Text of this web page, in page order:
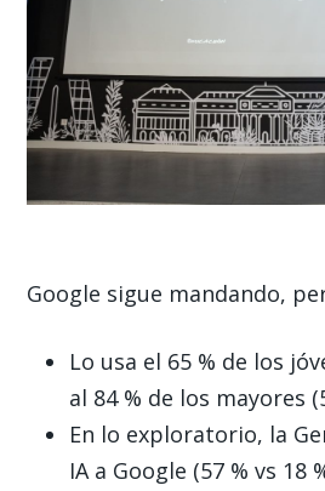
Google sigue mandando,
Lo usa el 65 % de los
al 84 % de los mayores
En lo exploratorio, la
IA a Google (57 % vs 18